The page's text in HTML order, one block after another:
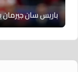
باريس سان جيرمان